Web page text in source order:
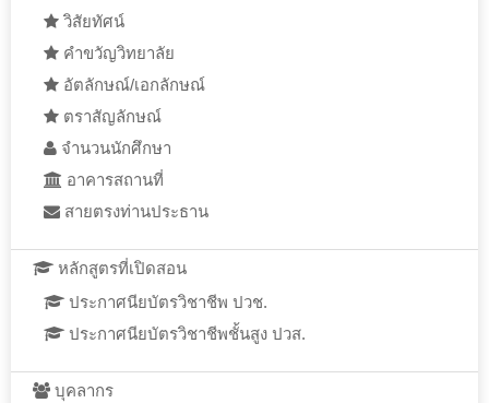
วิสัยทัศน์
คำขวัญวิทยาลัย
อัตลักษณ์/เอกลักษณ์
ตราสัญลักษณ์
จำนวนนักศึกษา
อาคารสถานที่
สายตรงท่านประธาน
หลักสูตรที่เปิดสอน
ประกาศนียบัตรวิชาชีพ ปวช.
ประกาศนียบัตรวิชาชีพชั้นสูง ปวส.
บุคลากร